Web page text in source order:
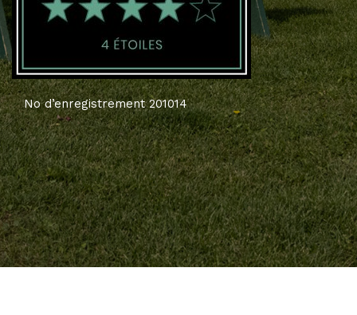
No d’enregistrement 201014